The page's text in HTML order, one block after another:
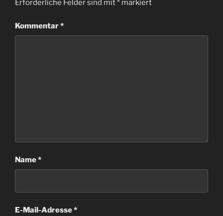
Erforderliche Felder sind mit* markiert
Kommentar*
Name*
E-Mail-Adresse*